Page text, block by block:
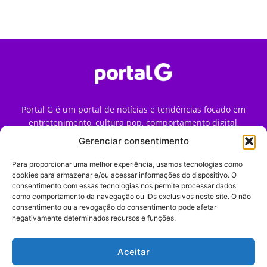
Gerenciar consentimento
Para proporcionar uma melhor experiência, usamos tecnologias como
cookies para armazenar e/ou acessar informações do dispositivo. O
consentimento com essas tecnologias nos permite processar dados
como comportamento da navegação ou IDs exclusivos neste site. O não
consentimento ou a revogação do consentimento pode afetar
negativamente determinados recursos e funções.
Aceitar
Portal G é um portal de notícias e tendências focado em
entretenimento, cultura pop, comportamento digital,
streaming, games e iniciativas de marca que impactam a
forma como o público vive e consome internet no Brasil.
Contato:contato@portalg.com.br